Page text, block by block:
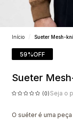
Início Sueter Mesh-
59%OFF
Sueter
(0) Seja o
O suéter é uma